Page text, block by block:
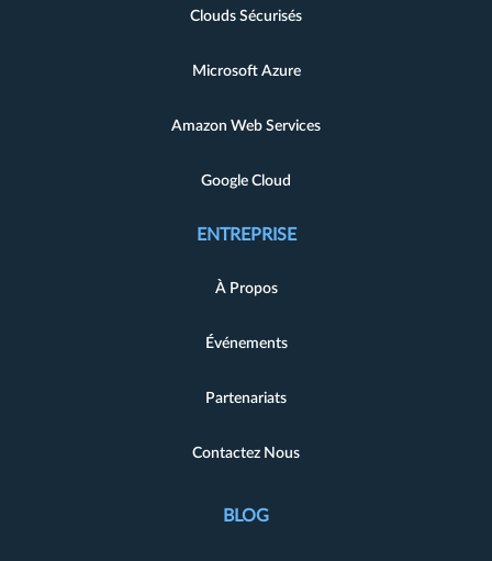
Clouds Sécurisés
Microsoft Azure
Amazon Web Services
Google Cloud
ENTREPRISE
À Propos
Événements
Partenariats
Contactez Nous
BLOG